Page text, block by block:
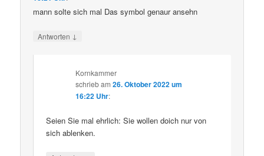
mann solte sich mal Das symbol genaur ansehn
Antworten ↓
Kornkammer
schriebam26. Oktober 2022 um
16:22 Uhr:
Seien Sie mal ehrlich: Sie wollen doich nur von
sich ablenken.